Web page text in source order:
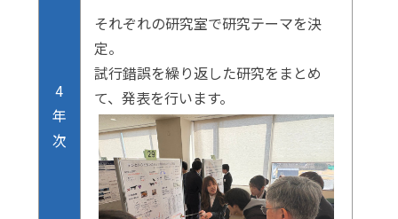
4
年
次
それぞれの研究室で研究テーマを決
定。
試行錯誤を繰り返した研究をまとめ
て、発表を行います。